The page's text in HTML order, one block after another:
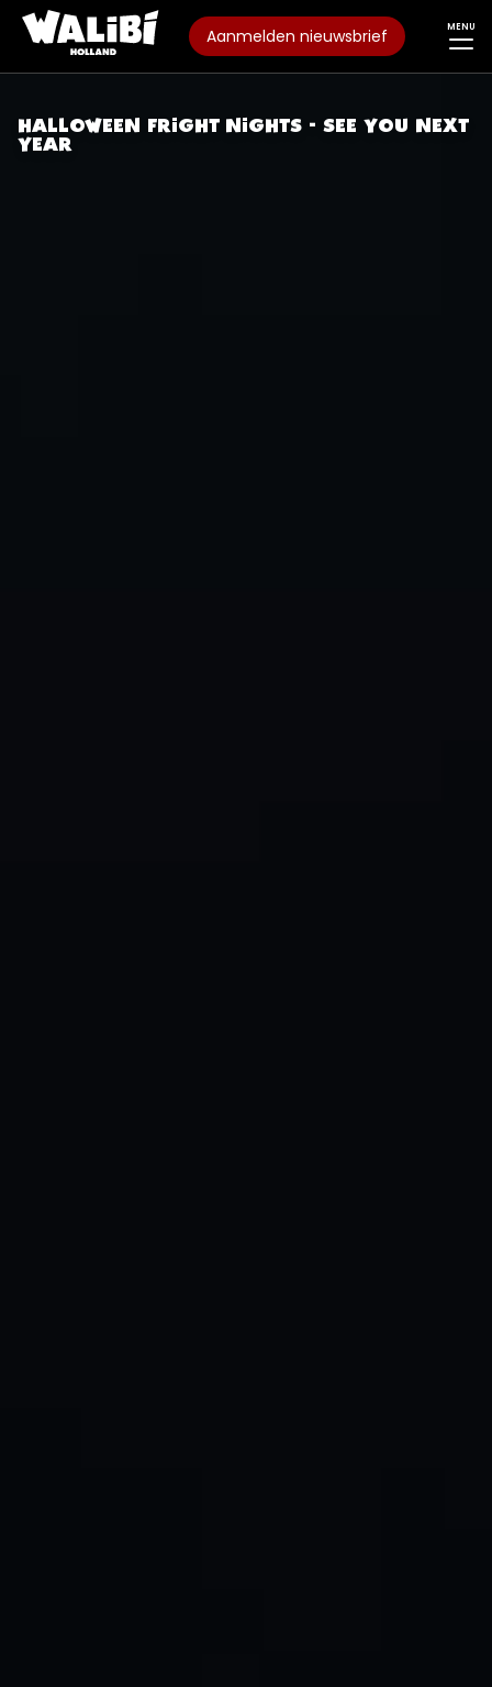
Aanmelden nieuwsbrief MENU
HALLOWEEN FRIGHT NIGHTS - SEE YOU NEXT
YEAR